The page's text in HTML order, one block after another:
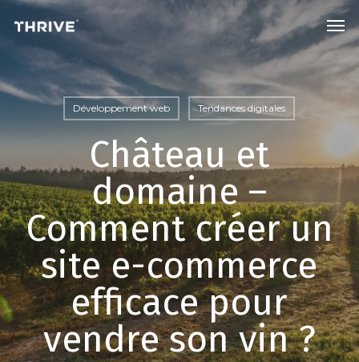
content
Développement web Tendances digitales
Château et
domaine –
Comment créer un
site e-commerce
efficace pour
vendre son vin ?